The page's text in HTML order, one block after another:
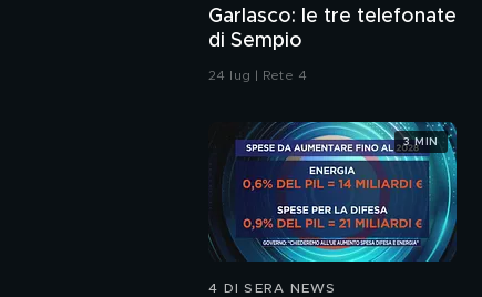
Garlasco: le tre telefonate
di Sempio
24 lug | Rete 4
4 DI SERA NEWS
3 MIN